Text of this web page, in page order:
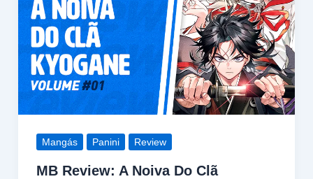
Mangás Panini Review
MB Review: A Noiva Do Clã